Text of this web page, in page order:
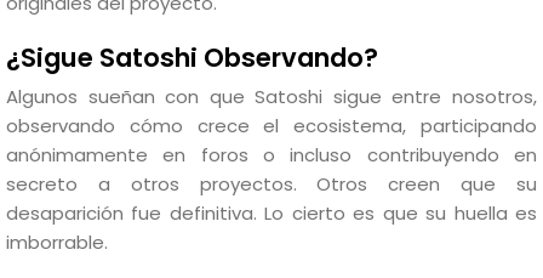
¿Sigue Satoshi Observando?
Algunos sueñan con que Satoshi sigue entre nosotros,
observando cómo crece el ecosistema, participando
anónimamente en foros o incluso contribuyendo en
secreto a otros proyectos. Otros creen que su
desaparición fue definitiva. Lo cierto es que su huella es
imborrable.